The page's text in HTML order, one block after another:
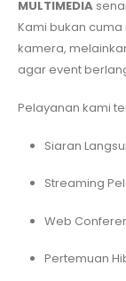
MULTIMEDIA
Kami bukan
kamera,
agar event
Pelayanan kami
Siaran
Streaming
Web
Pertemuan